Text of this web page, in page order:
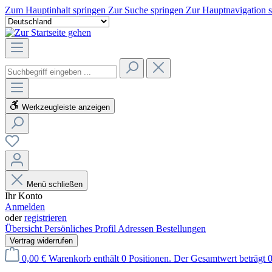
Zum Hauptinhalt springen Zur Suche springen Zur Hauptnavigation
Werkzeugleiste anzeigen
Menü schließen
Ihr Konto
Anmelden
oderregistrieren
Übersicht Persönliches Profil Adressen Bestellungen
Vertrag widerrufen
0,00 € Warenkorb enthält 0 Positionen. Der Gesamtwert beträgt